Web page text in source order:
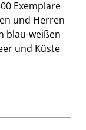
Exemplare
und Herren
blau-weißen
und Küste